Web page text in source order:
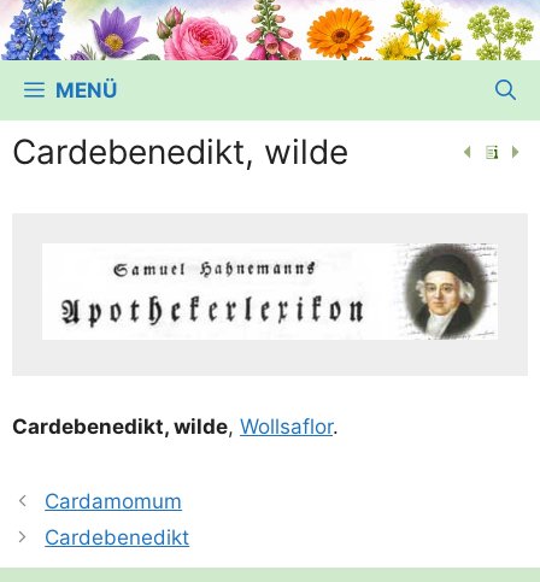
MENÜ
Cardebenedikt, wilde
Card­ebe­ne­dikt, wil­de, Woll­sa­flor.
Cardamomum
Cardebenedikt